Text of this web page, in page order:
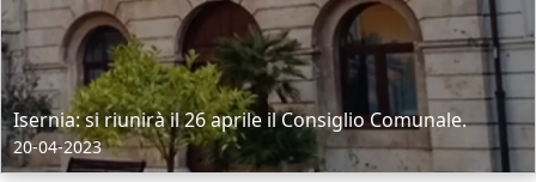
Isernia: si riunirà il 26 aprile il Consiglio Comunale.
20-04-2023